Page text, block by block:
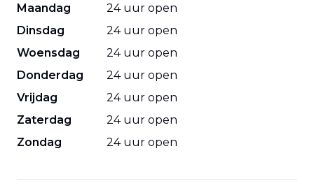
Maandag
24 uur open
Dinsdag
24 uur open
Woensdag
24 uur open
Donderdag
24 uur open
Vrijdag
24 uur open
Zaterdag
24 uur open
Zondag
24 uur open